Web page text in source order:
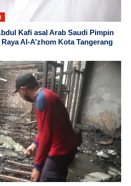
Kafi asal Arab Saudi Pimpin
Al-A’zhom Kota Tangerang